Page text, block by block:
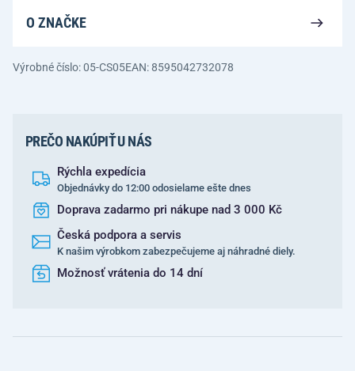
O ZNAČKE
Výrobné číslo: 05-CS05EAN: 8595042732078
PREČO NAKÚPIŤ U NÁS
Rýchla expedícia
Objednávky do 12:00 odosielame ešte dnes
Doprava zadarmo pri nákupe nad 3 000 Kč
Česká podpora a servis
K našim výrobkom zabezpečujeme aj náhradné diely.
Možnosť vrátenia do 14 dní